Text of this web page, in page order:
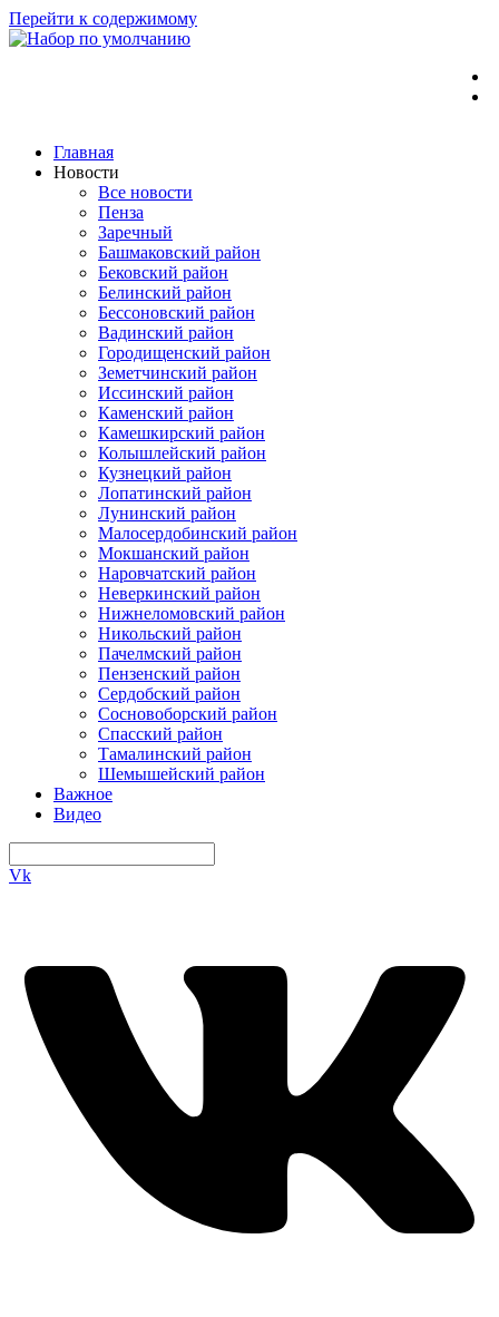
Перейти к содержимому
Главная
Новости
Все новости
Пенза
Заречный
Башмаковский район
Бековский район
Белинский район
Бессоновский район
Вадинский район
Городищенский район
Земетчинский район
Иссинский район
Каменский район
Камешкирский район
Колышлейский район
Кузнецкий район
Лопатинский район
Лунинский район
Малосердобинский район
Мокшанский район
Наровчатский район
Неверкинский район
Нижнеломовский район
Никольский район
Пачелмский район
Пензенский район
Сердобский район
Сосновоборский район
Спасский район
Тамалинский район
Шемышейский район
Важное
Видео
Vk